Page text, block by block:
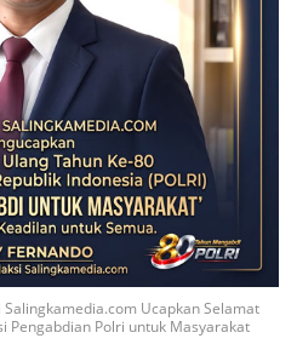
Salingkamedia.com Ucapkan Selamat
Pengabdian Polri untuk Masyarakat